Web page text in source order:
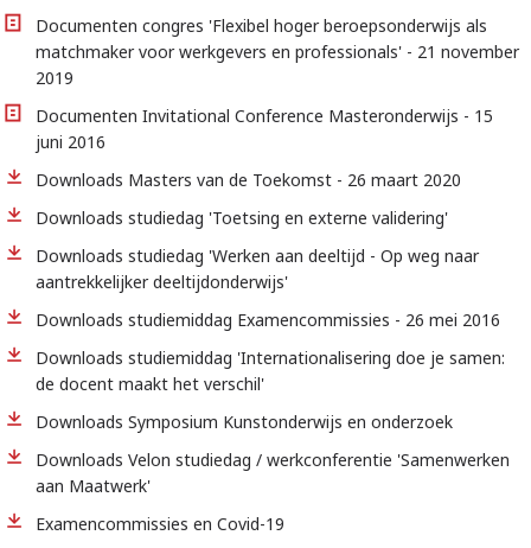
Documenten congres 'Flexibel hoger beroepsonderwijs als
matchmaker voor werkgevers en professionals' - 21 november
2019
Documenten Invitational Conference Masteronderwijs - 15
juni 2016
Downloads Masters van de Toekomst - 26 maart 2020
Downloads studiedag 'Toetsing en externe validering'
Downloads studiedag 'Werken aan deeltijd - Op weg naar
aantrekkelijker deeltijdonderwijs'
Downloads studiemiddag Examencommissies - 26 mei 2016
Downloads studiemiddag 'Internationalisering doe je samen:
de docent maakt het verschil'
Downloads Symposium Kunstonderwijs en onderzoek
Downloads Velon studiedag / werkconferentie 'Samenwerken
aan Maatwerk'
Examencommissies en Covid-19